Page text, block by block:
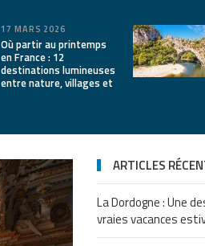
17 MARS 2026
Où partir au printemps
en France : 12
destinations lumineuses
entre nature, villages et
ARTICLES
La Dordogne : Une
vraies vacances